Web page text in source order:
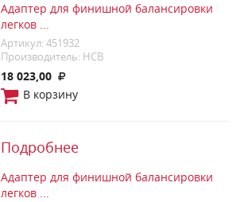
Адаптер для финишной балансировки
легков ...
Артикул: 451932
Производитель: HCB
18 023,00
В корзину
Подробнее
Адаптер для финишной балансировки
легков ...